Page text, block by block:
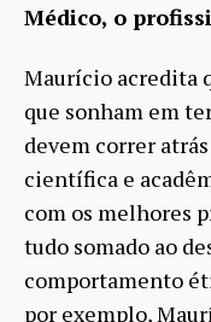
Médico, o
Maurício acredita
que sonham em
devem correr
científica e
com os melhores
tudo somado ao
comportamento
por exemplo,